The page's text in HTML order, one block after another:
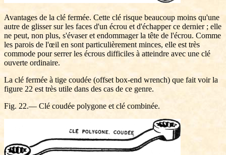
Avantages de la clé fermée. Cette clé risque beaucoup moins qu'une
autre de glisser sur les faces d'un écrou et d'échapper ce dernier ; elle
ne peut, non plus, s'évaser et endommager la tête de l'écrou. Comme
les parois de l'œil en sont particulièrement minces, elle est très
commode pour serrer les écrous difficiles à atteindre avec une clé
ouverte ordinaire.
La clé fermée à tige coudée (offset box-end wrench) que fait voir la
figure 22 est très utile dans des cas de ce genre.
Fig. 22.— Clé coudée polygone et clé combinée.